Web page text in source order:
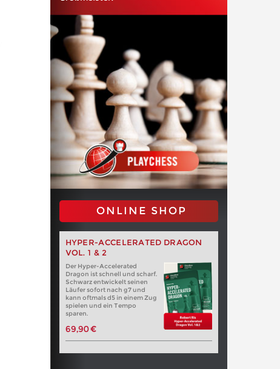
ONLINE SHOP
HYPER-ACCELERATED DRAGON
VOL. 1 & 2
Der Hyper-Accelerated
Dragon ist schnell und scharf.
Schwarz entwickelt seinen
Läufer sofort nach g7 und
kann oftmals d5 in einem Zug
spielen und ein Tempo
sparen.
69,90 €